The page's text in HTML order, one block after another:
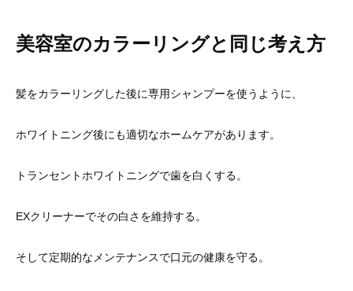
美容室のカラーリングと同じ考え方
髪をカラーリングした後に専用シャンプーを使うように、
ホワイトニング後にも適切なホームケアがあります。
トランセントホワイトニングで歯を白くする。
EXクリーナーでその白さを維持する。
そして定期的なメンテナンスで口元の健康を守る。